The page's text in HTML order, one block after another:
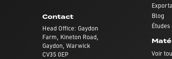
Contact
Head Office: Gaydon
Farm, Kineton Road,
Gaydon, Warwick
CV35 0EP
Blog
Études
Voir